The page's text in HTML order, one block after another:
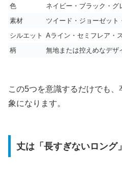
色
ネイビー・ブラック・グ
素材
ツイード・ジョーゼット
シルエット Aライン・セミフレア・
柄
無地または控えめなデザ
この5つを意識するだけでも
象になります。
丈は「長すぎないロング